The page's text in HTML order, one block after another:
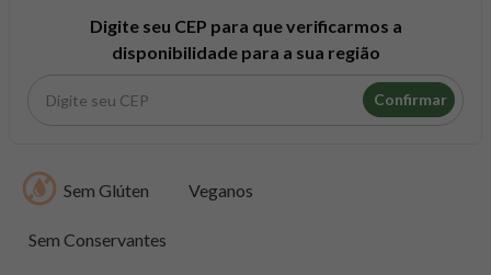
Digite seu CEP para que verificarmos a
disponibilidade para a sua região
Confirmar
Sem Glúten Veganos
Sem Conservantes
psyllium